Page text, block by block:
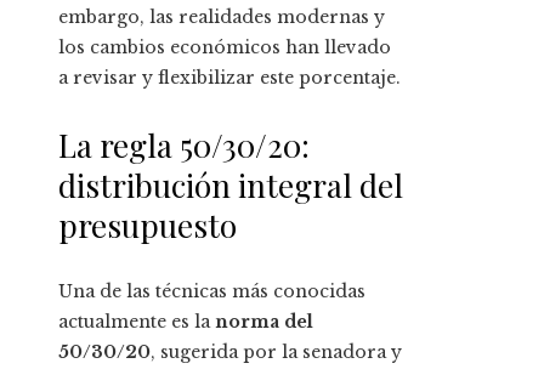
embargo, las realidades modernas y
los cambios económicos han llevado
a revisar y flexibilizar este porcentaje.
La regla 50/30/20:
distribución integral del
presupuesto
Una de las técnicas más conocidas
actualmente es lanorma del
50/30/20, sugerida por la senadora y